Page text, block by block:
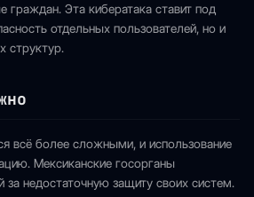
граждан. Эта кибератака ставит под
отдельных пользователей, но и
структур.
всё более сложными, и использование
Мексиканские госорганы
за недостаточную защиту своих систем.